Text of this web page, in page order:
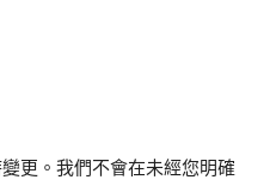
更。我們不會在未經您明確